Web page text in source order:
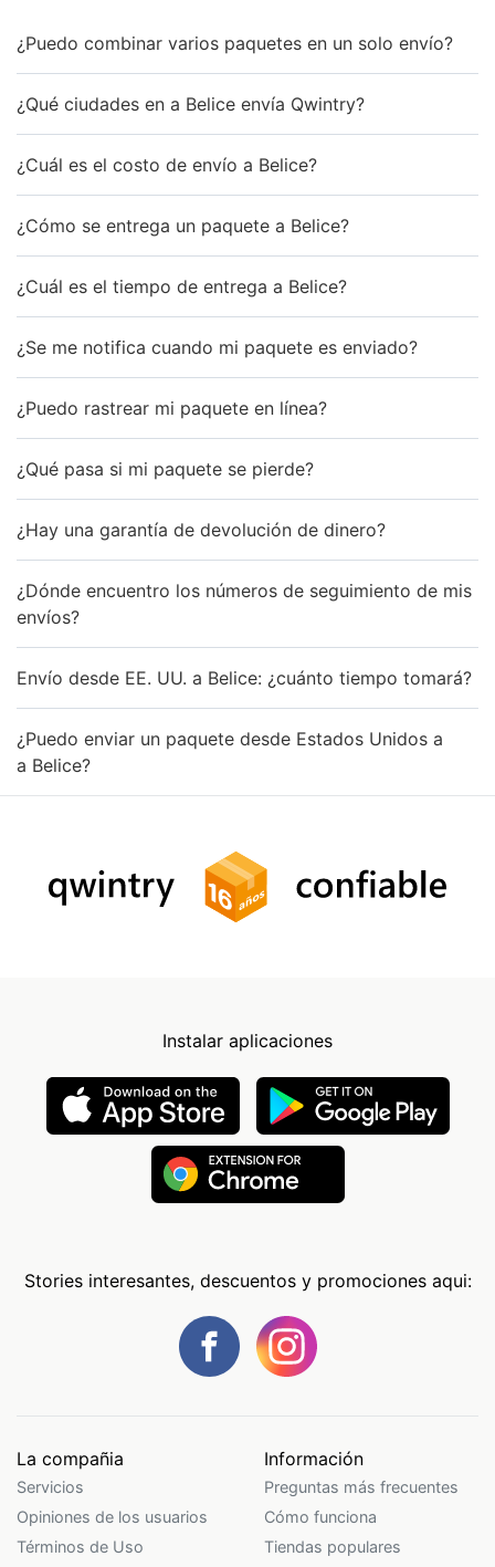
¿Puedo combinar varios paquetes en un solo envío?
¿Qué ciudades en a Belice envía Qwintry?
¿Cuál es el costo de envío a Belice?
¿Cómo se entrega un paquete a Belice?
¿Cuál es el tiempo de entrega a Belice?
¿Se me notifica cuando mi paquete es enviado?
¿Puedo rastrear mi paquete en línea?
¿Qué pasa si mi paquete se pierde?
¿Hay una garantía de devolución de dinero?
¿Dónde encuentro los números de seguimiento de mis
envíos?
Envío desde EE. UU. a Belice: ¿cuánto tiempo tomará?
¿Puedo enviar un paquete desde Estados Unidos a
a Belice?
Instalar aplicaciones
Stories interesantes, descuentos y promociones aqui:
La compañia
Servicios
Opiniones de los usuarios
Términos de Uso
Información
Preguntas más frecuentes
Cómo funciona
Tiendas populares